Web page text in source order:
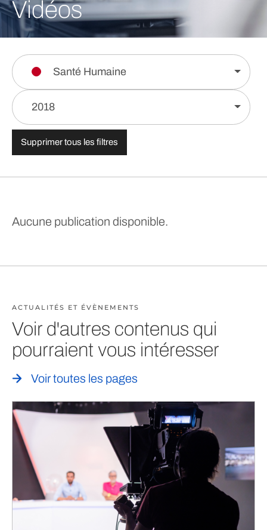
Vidéos
Santé Humaine
2018
Supprimer tous les filtres
Aucune publication disponible.
ACTUALITÉS ET ÉVÈNEMENTS
Voir d'autres contenus qui
pourraient vous intéresser
Voir toutes les pages